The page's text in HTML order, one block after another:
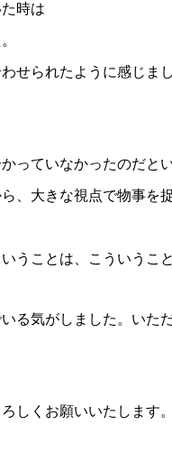
時は
せられたように感じま
っていなかったのだと
、大きな視点で物事を
うことは、こういうこ
る気がしました。いた
しくお願いいたします。